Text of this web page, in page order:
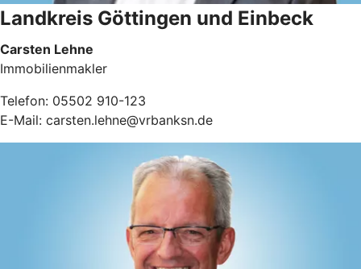
Landkreis Göttingen und Einbeck
Carsten Lehne
Immobilienmakler
Telefon: 05502 910-123
E-Mail: carsten.lehne@vrbanksn.de